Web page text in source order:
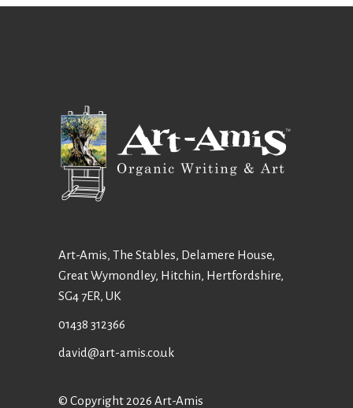
Art-Amis, The Stables, Delamere House,
Great Wymondley, Hitchin, Hertfordshire,
SG4 7ER, UK
01438 312366
david@art-amis.co.uk
© Copyright 2026 Art-Amis